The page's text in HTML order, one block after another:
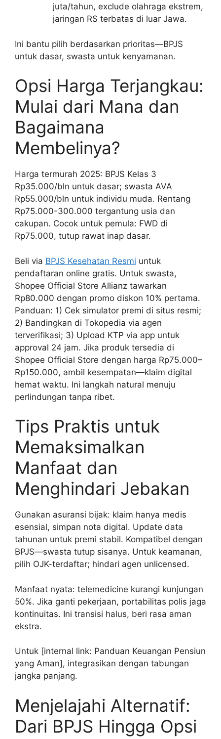
juta/tahun, exclude olahraga ekstrem,
jaringan RS terbatas di luar Jawa.
Ini bantu pilih berdasarkan prioritas—BPJS
untuk dasar, swasta untuk kenyamanan.
Opsi Harga Terjangkau:
Mulai dari Mana dan
Bagaimana
Membelinya?
Harga termurah 2025: BPJS Kelas 3
Rp35.000/bln untuk dasar; swasta AVA
Rp55.000/bln untuk individu muda. Rentang
Rp75.000-300.000 tergantung usia dan
cakupan. Cocok untuk pemula: FWD di
Rp75.000, tutup rawat inap dasar.
Beli via BPJS Kesehatan Resmi untuk
pendaftaran online gratis. Untuk swasta,
Shopee Official Store Allianz tawarkan
Rp80.000 dengan promo diskon 10% pertama.
Panduan: 1) Cek simulator premi di situs resmi;
2) Bandingkan di Tokopedia via agen
terverifikasi; 3) Upload KTP via app untuk
approval 24 jam. Jika produk tersedia di
Shopee Official Store dengan harga Rp75.000–
Rp150.000, ambil kesempatan—klaim digital
hemat waktu. Ini langkah natural menuju
perlindungan tanpa ribet.
Tips Praktis untuk
Memaksimalkan
Manfaat dan
Menghindari Jebakan
Gunakan asuransi bijak: klaim hanya medis
esensial, simpan nota digital. Update data
tahunan untuk premi stabil. Kompatibel dengan
BPJS—swasta tutup sisanya. Untuk keamanan,
pilih OJK-terdaftar; hindari agen unlicensed.
Manfaat nyata: telemedicine kurangi kunjungan
50%. Jika ganti pekerjaan, portabilitas polis jaga
kontinuitas. Ini transisi halus, beri rasa aman
ekstra.
Untuk [internal link: Panduan Keuangan Pensiun
yang Aman], integrasikan dengan tabungan
jangka panjang.
Menjelajahi Alternatif:
Dari BPJS Hingga Opsi